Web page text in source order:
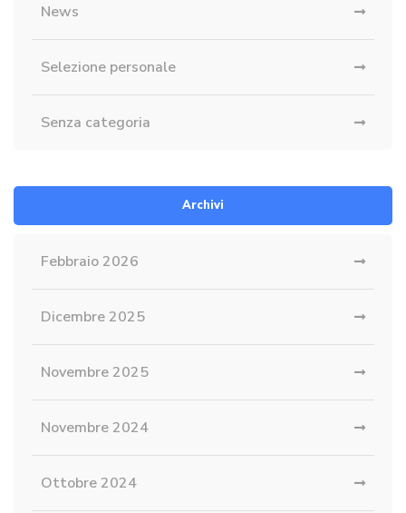
News
Selezione personale
Senza categoria
Archivi
Febbraio 2026
Dicembre 2025
Novembre 2025
Novembre 2024
Ottobre 2024